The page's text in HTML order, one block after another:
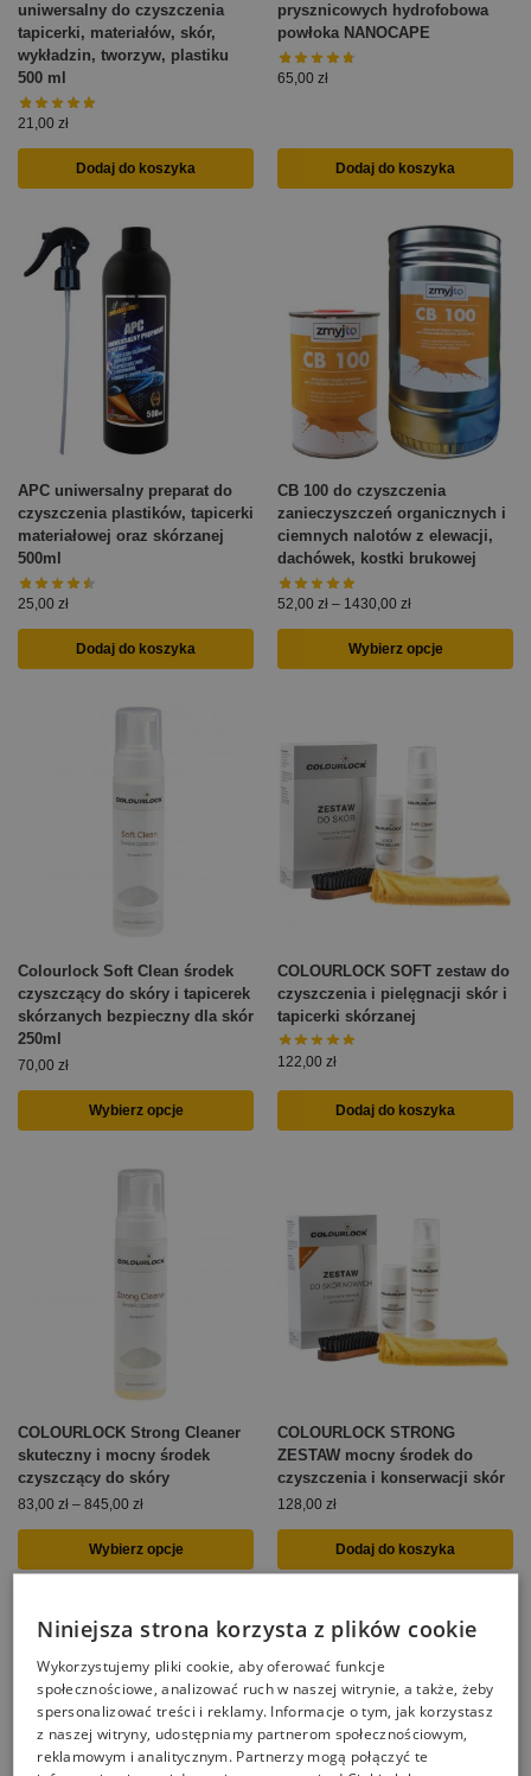
uniwersalny do czyszczenia
tapicerki, materiałów, skór,
wykładzin, tworzyw, plastiku
500 ml
21,00 zł
Dodaj do koszyka
prysznicowych hydrofobowa
powłoka NANOCAPE
65,00 zł
Dodaj do koszyka
APC uniwersalny preparat do
czyszczenia plastików, tapicerki
materiałowej oraz skórzanej
500ml
25,00 zł
Dodaj do koszyka
CB 100 do czyszczenia
zanieczyszczeń organicznych i
ciemnych nalotów z elewacji,
dachówek, kostki brukowej
52,00 zł – 1430,00 zł
Wybierz opcje
Colourlock Soft Clean środek
czyszczący do skóry i tapicerek
skórzanych bezpieczny dla skór
250ml
70,00 zł
Wybierz opcje
COLOURLOCK SOFT zestaw do
czyszczenia i pielęgnacji skór i
tapicerki skórzanej
122,00 zł
Dodaj do koszyka
COLOURLOCK Strong Cleaner
skuteczny i mocny środek
czyszczący do skóry
83,00 zł – 845,00 zł
Wybierz opcje
COLOURLOCK STRONG
ZESTAW mocny środek do
czyszczenia i konserwacji skór
128,00 zł
Dodaj do koszyka
Niniejsza strona korzysta z plików cookie
Wykorzystujemy pliki cookie, aby oferować funkcje
społecznościowe, analizować ruch w naszej witrynie, a także, żeby
spersonalizować treści i reklamy. Informacje o tym, jak korzystasz
z naszej witryny, udostępniamy partnerom społecznościowym,
reklamowym i analitycznym. Partnerzy mogą połączyć te